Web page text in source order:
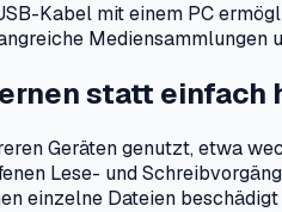
Kabel mit einem PC
Mediensammlungen
statt einfach
Geräten genutzt, etwa
Lese- und
einzelne Dateien